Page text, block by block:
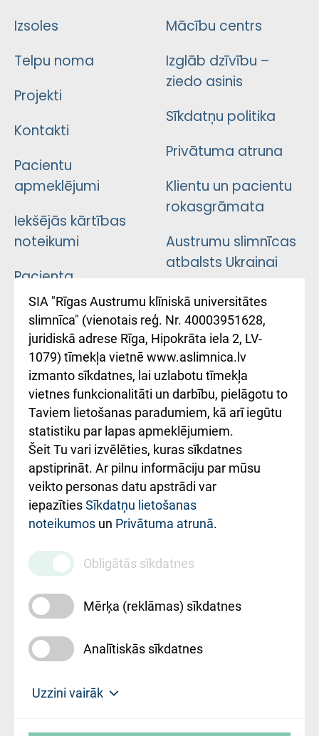
Izsoles
Telpu noma
Projekti
Kontakti
Pacientu
apmeklējumi
Iekšējās kārtības
noteikumi
Pacienta
atsauksmju/sūdzību
iesniegšanas
kārtība
Kā pie mums nokļūt
Rēķinu apmaksas
ceļvedis
Rekvizīti un
ārstniecības
iestādes kods
010000234
Maksas
pakalpojumu
cenrādis
Mācību centrs
Izglāb dzīvību –
ziedo asinis
Sīkdatņu politika
Privātuma atruna
Klientu un pacientu
rokasgrāmata
Austrumu slimnīcas
atbalsts Ukrainai
Підтримка Східної
лікарні та співпраця з
Україною
SIA "Rīgas Austrumu klīniskā universitātes
slimnīca" (vienotais reģ. Nr. 40003951628,
juridiskā adrese Rīga, Hipokrāta iela 2, LV-
1079) tīmekļa vietnē www.aslimnica.lv
izmanto sīkdatnes, lai uzlabotu tīmekļa
vietnes funkcionalitāti un darbību, pielāgotu to
Taviem lietošanas paradumiem, kā arī iegūtu
statistiku par lapas apmeklējumiem.
Šeit Tu vari izvēlēties, kuras sīkdatnes
apstiprināt. Ar pilnu informāciju par mūsu
veikto personas datu apstrādi var
iepazītiesSīkdatņu lietošanas
noteikumos un Privātuma atrunā.
Obligātās sīkdatnes
Mērķa (reklāmas) sīkdatnes
Analītiskās sīkdatnes
Uzzini vairāk